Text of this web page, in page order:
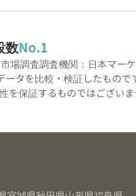
数No.1
場調査調査機関：日本マー
タを比較・検証したもので
を保証するものではござい